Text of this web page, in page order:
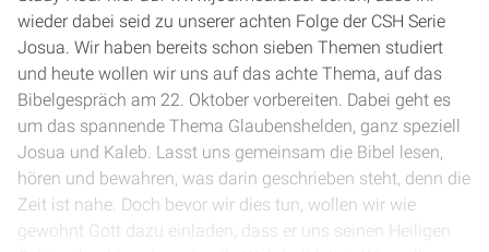
wieder dabei seid zu unserer achten Folge der CSH Serie
Josua. Wir haben bereits schon sieben Themen studiert
und heute wollen wir uns auf das achte Thema, auf das
Bibelgespräch am 22. Oktober vorbereiten. Dabei geht es
um das spannende Thema Glaubenshelden, ganz speziell
Josua und Kaleb. Lasst uns gemeinsam die Bibel lesen,
hören und bewahren, was darin geschrieben steht, denn die
Zeit ist nahe. Doch bevor wir dies tun, wollen wir wie
gewohnt Gott dazu einladen, dass er uns seinen Heiligen